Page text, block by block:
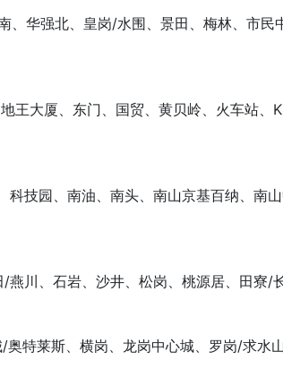
、华强北、皇岗/水围、景田、梅林、市
王大厦、东门、国贸、黄贝岭、火车站、
技园、南油、南头、南山京基百纳、南
燕川、石岩、沙井、松岗、桃源居、田寮
特莱斯、横岗、龙岗中心城、罗岗/求水